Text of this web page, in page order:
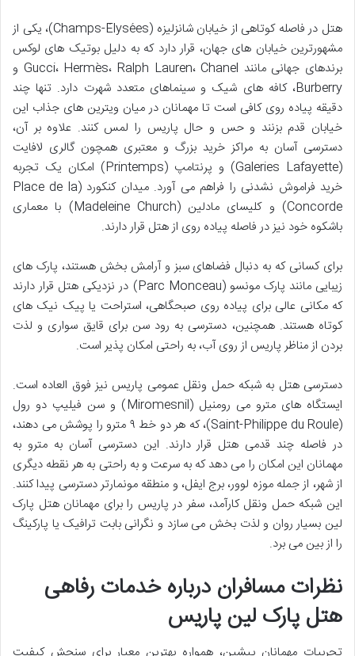
هتل در فاصله کوتاهی از خیابان شانزلیزه (Champs-Élysées)، یکی از
مشهورترین خیابان های جهان، قرار دارد که به دلیل بوتیک های لوکس
برندهای جهانی مانند Gucci، Hermès، Ralph Lauren، Chanel و
Burberry، کافه های شیک و سینماهای متعدد شهرت دارد. تنها چند
دقیقه پیاده روی کافی است تا مهمانان در میان ویترین های جذاب این
خیابان قدم بزنند و حس و حال پاریس را لمس کنند. علاوه بر آن،
دسترسی آسان به مراکز خرید بزرگ و معتبری همچون گالری لافایت
(Galeries Lafayette) و پرنتامپ (Printemps) امکان یک تجربه
خرید فراموش نشدنی را فراهم می آورد. میدان کنکورد (Place de la
Concorde) و کلیسای مادلین (Madeleine Church) با معماری
باشکوه خود نیز در فاصله پیاده روی از هتل قرار دارند.
برای کسانی که به دنبال فضاهای سبز و آرامش بخش هستند، پارک های
زیبایی مانند پارک مونسو (Parc Monceau) در نزدیکی هتل قرار دارند
که مکانی عالی برای پیاده روی صبحگاهی، استراحت یا پیک نیک های
کوتاه هستند. همچنین، دسترسی به رود سن برای قایق سواری و لذت
بردن از مناظر پاریس از روی آب، به راحتی امکان پذیر است.
دسترسی هتل به شبکه حمل ونقل عمومی پاریس نیز فوق العاده است.
ایستگاه های مترو می رومنیل (Miromesnil) و سن فیلیپ دو رول
(Saint-Philippe du Roule)، که هر دو خط ۹ مترو را پوشش می دهند،
در فاصله چند قدمی هتل قرار دارند. این دسترسی آسان به مترو به
مهمانان این امکان را می دهد که به سرعت و به راحتی به هر نقطه دیگری
از شهر، از جمله موزه لوور، برج ایفل، و منطقه مونمارتر دسترسی پیدا کنند.
این شبکه حمل ونقل کارآمد، سفر در پاریس را برای مهمانان هتل پارک
لین بسیار روان و لذت بخش می سازد و نگرانی بابت ترافیک یا پارکینگ
را از بین می برد.
نظرات مسافران درباره خدمات رفاهی
هتل پارک لین پاریس